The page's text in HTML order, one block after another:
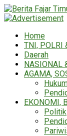
Home
TNI, POLRI
Daerah
NASIONAL
AGAMA,
EKONOMI,
Politik